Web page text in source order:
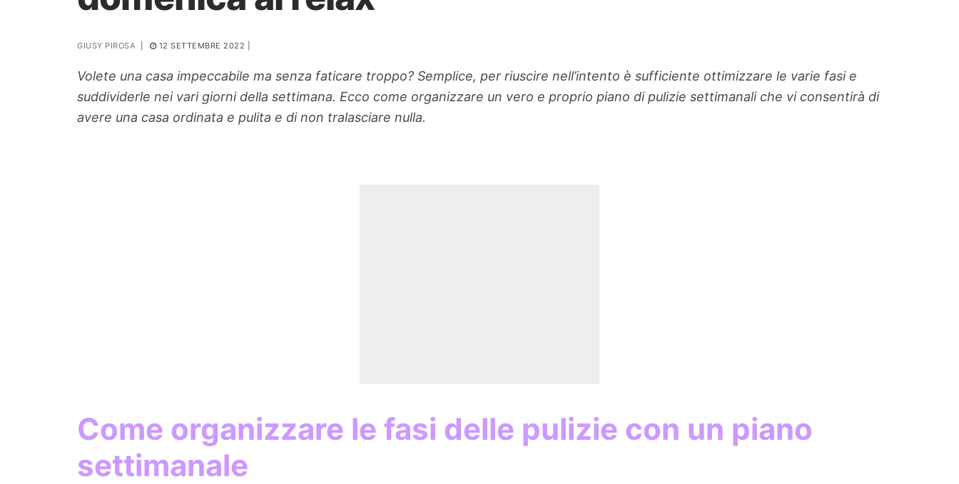
PIANTE
Ortaggio
GIUSY PIROSA 12 SETTEMBRE 2022
Volete una casa impeccabile ma senza faticare troppo? Semplice, per riuscire nell’intento è sufficiente ottimizzare le varie fasi e
suddividerle nei vari giorni della settimana. Ecco come organizzare un vero e proprio piano di pulizie settimanali che vi consentirà di
avere una casa ordinata e pulita e di non tralasciare nulla.
Come organizzare le fasi delle pulizie con un piano
settimanale